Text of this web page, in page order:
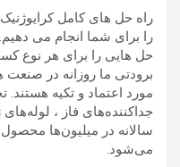
راه حل های کامل
حل هایی را برای هر نوع
برودتی ما روزانه در
مورد اعتماد و تکیه هستند.
جداکننده‌های فاز ،
سالانه در میلیون‌ها
می‌شود.